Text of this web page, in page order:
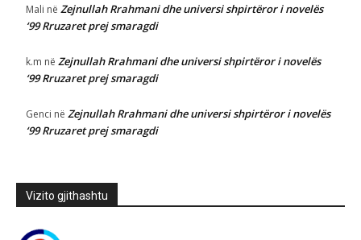
Mali në Zejnullah Rrahmani dhe universi shpirtëror i novelës
‘99 Rruzaret prej smaragdi
k.m në Zejnullah Rrahmani dhe universi shpirtëror i novelës
‘99 Rruzaret prej smaragdi
Genci në Zejnullah Rrahmani dhe universi shpirtëror i novelës
‘99 Rruzaret prej smaragdi
Vizito gjithashtu